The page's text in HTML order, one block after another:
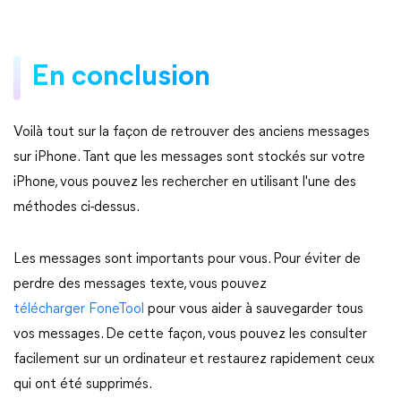
En conclusion
Voilà tout sur la façon de retrouver des anciens messages
sur iPhone. Tant que les messages sont stockés sur votre
iPhone, vous pouvez les rechercher en utilisant l'une des
méthodes ci-dessus.
Les messages sont importants pour vous. Pour éviter de
perdre des messages texte, vous pouvez
télécharger FoneTool pour vous aider à sauvegarder tous
vos messages. De cette façon, vous pouvez les consulter
facilement sur un ordinateur et restaurez rapidement ceux
qui ont été supprimés.